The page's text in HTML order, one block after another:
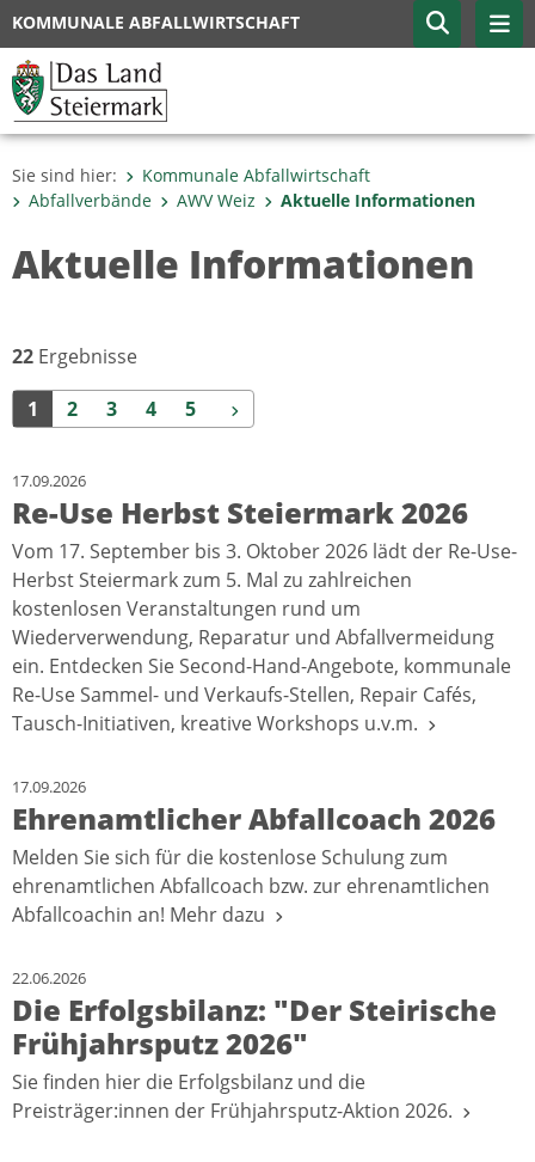
KOMMUNALE ABFALLWIRTSCHAFT
Sie sind hier:
Kommunale Abfallwirtschaft
Abfallverbände
AWV Weiz Aktuelle Informationen
Aktuelle Informationen
22 Ergebnisse
1 2 3 4 5 Weiter
17.09.2026
Re-Use Herbst Steiermark 2026
Vom 17. September bis 3. Oktober 2026 lädt der Re-Use-
Herbst Steiermark zum 5. Mal zu zahlreichen
kostenlosen Veranstaltungen rund um
Wiederverwendung, Reparatur und Abfallvermeidung
ein. Entdecken Sie Second-Hand-Angebote, kommunale
Re-Use Sammel- und Verkaufs-Stellen, Repair Cafés,
Tausch-Initiativen, kreative Workshops u.v.m.
17.09.2026
Ehrenamtlicher Abfallcoach 2026
Melden Sie sich für die kostenlose Schulung zum
ehrenamtlichen Abfallcoach bzw. zur ehrenamtlichen
Abfallcoachin an! Mehr dazu
22.06.2026
Die Erfolgsbilanz: "Der Steirische
Frühjahrsputz 2026"
Sie finden hier die Erfolgsbilanz und die
Preisträger:innen der Frühjahrsputz-Aktion 2026.